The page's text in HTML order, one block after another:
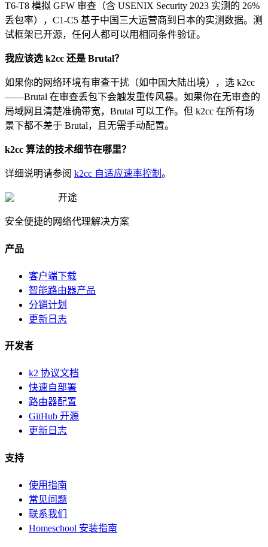
T6-T8 模拟 GFW 审查（含 USENIX Security 2023 实测的 26%
丢包率），C1-C5 基于中国三大运营商到日本的实测数据。测
试框架已开源，任何人都可以用相同条件验证。
我应该选 k2cc 还是 Brutal？
如果你的网络环境有审查干扰（如中国大陆出境），选 k2cc
——Brutal 在审查丢包下会触发重传风暴。如果你在无审查的
局域网且清楚准确带宽，Brutal 可以工作。但 k2cc 在所有场
景下都不差于 Brutal，且无需手动配置。
k2cc 算法的技术细节在哪里？
详细说明请参阅 k2cc 自适应速率控制 。
开途
安全便捷的网络代理解决方案
产品
客户端下载
智能路由器产品
分销计划
更新日志
开发者
k2 协议文档
快速自部署
路由器配置
GitHub 开源
更新日志
支持
使用指南
常见问题
联系我们
Homeschool 安装指南